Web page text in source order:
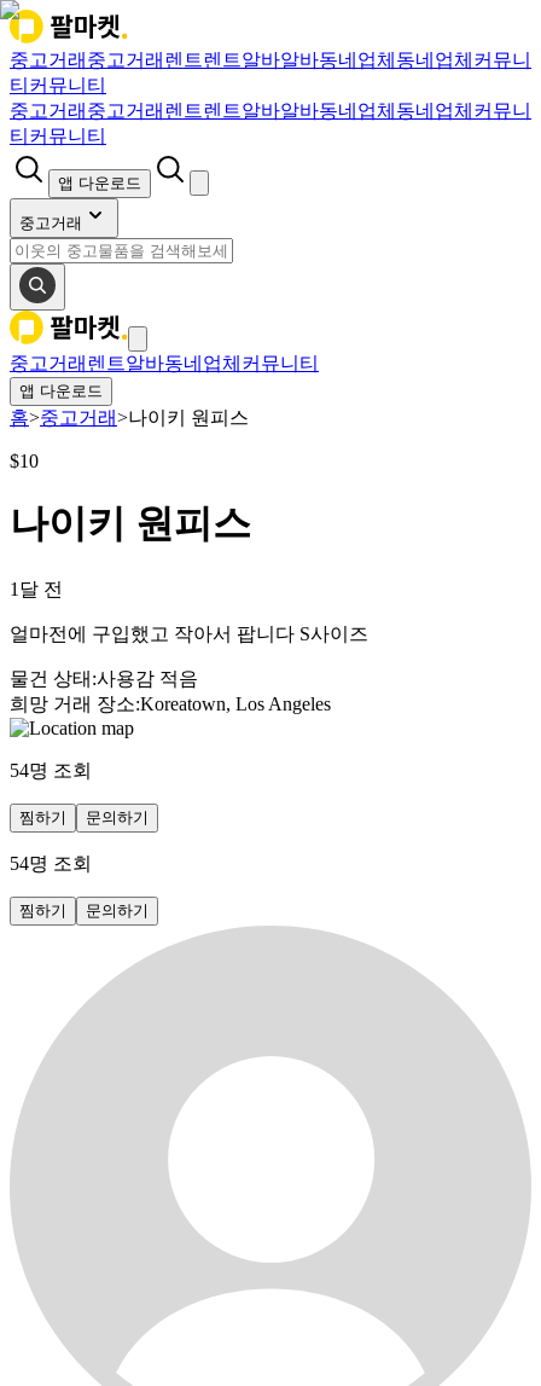
중고거래 중고거래 렌트렌트알바알바동네업체 동네업체 커뮤니
티 커뮤니티
중고거래 중고거래 렌트렌트알바알바동네업체 동네업체 커뮤니
티 커뮤니티
앱 다운로드
중고거래
중고거래 렌트알바동네업체 커뮤니티
앱 다운로드
홈>중고거래>나이키 원피스
$10
나이키 원피스
1달 전
얼마전에 구입했고 작아서 팝니다 S사이즈
물건 상태 :사용감 적음
희망 거래 장소:Koreatown, Los Angeles
54명 조회
찜하기 문의하기
54명 조회
찜하기 문의하기